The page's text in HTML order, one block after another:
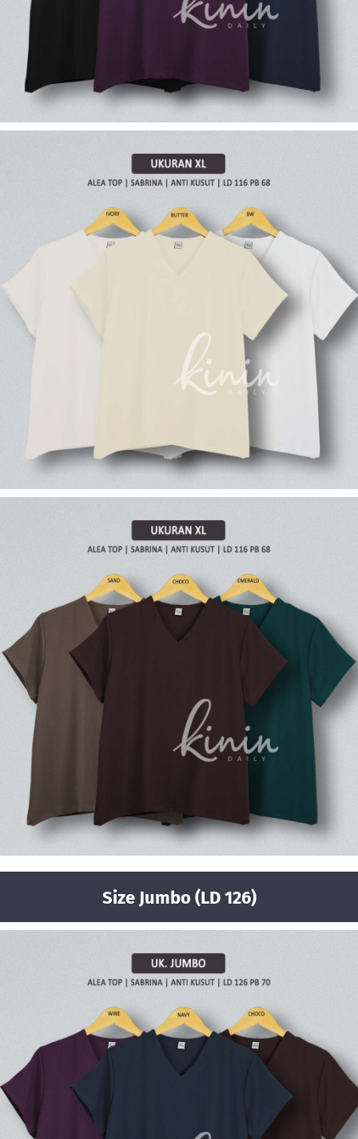
Size Jumbo (LD 126)